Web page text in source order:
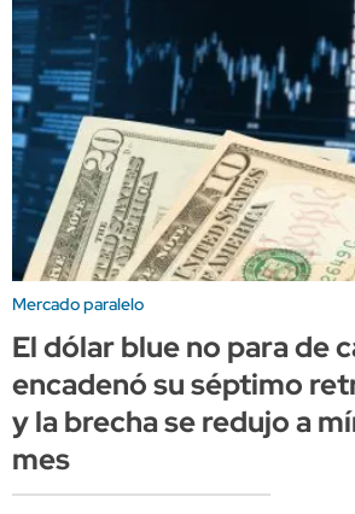
Mercado paralelo
El dólar blue no para de
encadenó su séptimo
y la brecha se redujo a
mes